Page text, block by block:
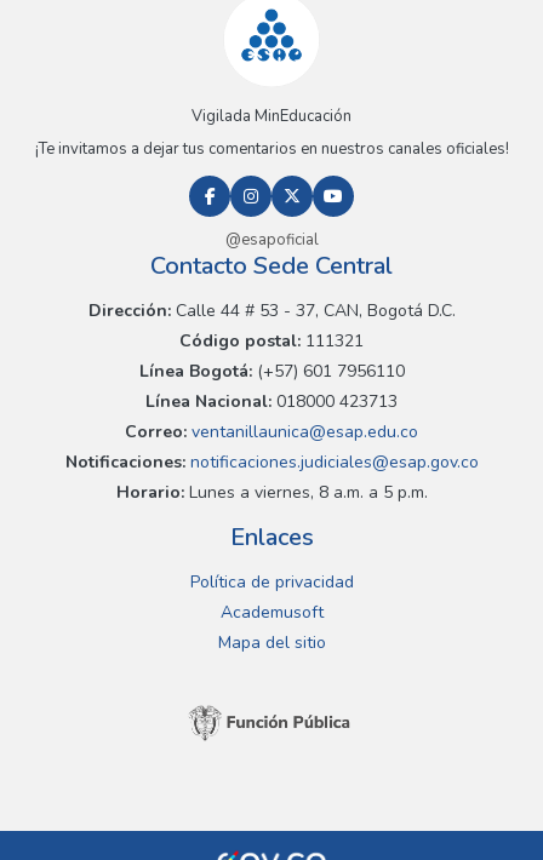
Vigilada MinEducación
¡Te invitamos a dejar tus comentarios en nuestros canales oficiales!
@esapoficial
Contacto Sede Central
Dirección:Calle 44 # 53 - 37, CAN, Bogotá D.C.
Código postal: 111321
Línea Bogotá:(+57) 601 7956110
Línea Nacional: 018000 423713
Correo: ventanillaunica@esap.edu.co
Notificaciones:notificaciones.judiciales@esap.gov.co
Horario:Lunes a viernes, 8 a.m. a 5 p.m.
Enlaces
Política de privacidad
Academusoft
Mapa del sitio